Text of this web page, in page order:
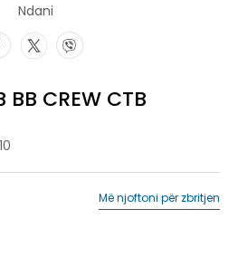
Ndani
BB CREW CTB
Më njoftoni për zbritjen